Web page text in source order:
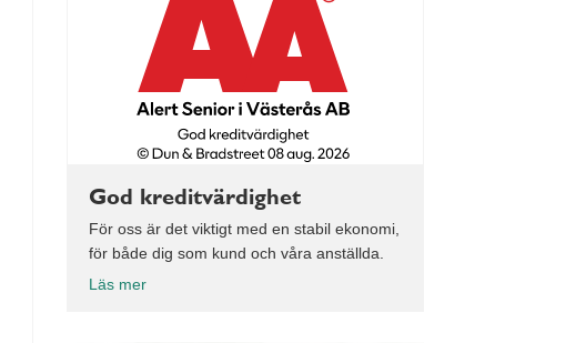
God kreditvärdighet
För oss är det viktigt med en stabil ekonomi,
för både dig som kund och våra anställda.
Läs mer